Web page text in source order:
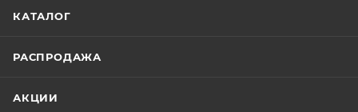
КАТАЛОГ
РАСПРОДАЖА
АКЦИИ